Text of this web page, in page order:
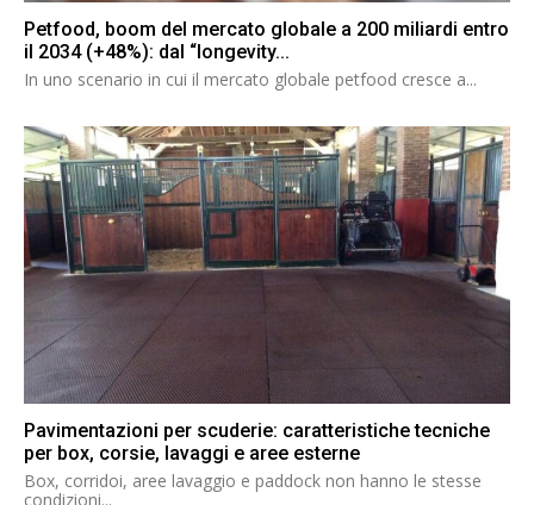
Petfood, boom del mercato globale a 200 miliardi entro
il 2034 (+48%): dal “longevity...
In uno scenario in cui il mercato globale petfood cresce a...
Pavimentazioni per scuderie: caratteristiche tecniche
per box, corsie, lavaggi e aree esterne
Box, corridoi, aree lavaggio e paddock non hanno le stesse
condizioni...